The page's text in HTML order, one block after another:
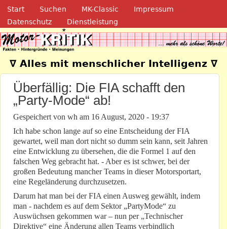
Direkt zum Inhalt
Navigation
Start Suchen MK-Classic
Impressum
Datenschutz
Dienstleistung
Motor-Kritik.de
∇ Alles mit menschlicher Intelligenz ∇
Überfällig: Die FIA schafft den
„Party-Mode“ ab!
Gespeichert von wh am 16 August, 2020 - 19:37
Ich habe schon lange auf so eine Entscheidung der FIA
gewartet, weil man dort nicht so dumm sein kann, seit Jahren
eine Entwicklung zu übersehen, die die Formel 1 auf den
falschen Weg gebracht hat. - Aber es ist schwer, bei der
großen Bedeutung mancher Teams in dieser Motorsportart,
eine Regeländerung durchzusetzen.
Darum hat man bei der FIA einen Ausweg gewählt, indem
man - nachdem es auf dem Sektor „PartyMode“ zu
Auswüchsen gekommen war – nun per „Technischer
Direktive“ eine Änderung allen Teams verbindlich